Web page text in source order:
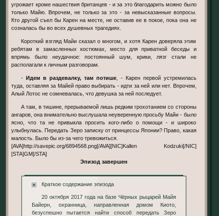
угрожает кроме нашествия британцев - и за это благодарить можно было
только Майю. Впрочем, не только за это - за невысказанные вопросы.
Кто другой съел бы Карен на месте, не оставив ее в покое, пока она не
созналась бы во всех душевных трагедиях.
Короткий взгляд Майи сказал о многом, и хотя Карен доверяла этим
ребятам в замасленных костюмах, место для приватной беседы и
впрямь было неудачное: постоянный шум, крики, лязг стали не
располагали к личным разговорам.
-Идем в раздевалку, там потише, - Карен первой устремилась
туда, оставляя за Майей право выбирать - идти за ней или нет. Впрочем,
Алый Лотос не сомневалась, что девушка за ней последует.
А там, в тишине, прерываемой лишь редким грохотанием со стороны
ангаров, она внимательно выслушала неуверенную просьбу Майи - было
ясно, что та не привыкла просить кого-либо о помощи - и широко
улыбнулась. Передать Зеро записку от принцессы Японии? Право, какая
малость. Было бы из-за чего тревожиться.
[AVA]http://savepic.org/6894568.png[/AVA][NIC]Kallen Kodzuki[/NIC]
[STA]GM[/STA]
Эпизод завершен
Краткое содержание эпизода
20 октября 2017 года на базе Чёрных рыцарей Майя
Байерн, охранница, направленная домом Киото,
безуспешно пытается найти способ передать Зеро